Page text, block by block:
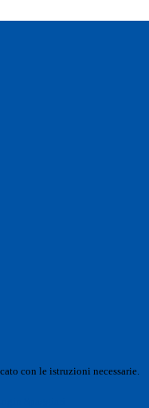
con le istruzioni necessarie.